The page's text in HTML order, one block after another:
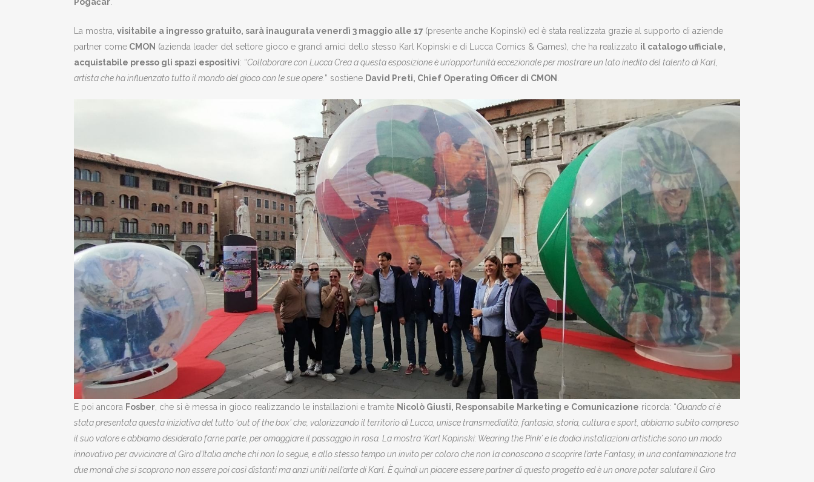
La mostra, visitabile a ingresso gratuito, sarà inaugurata venerdì 3 maggio alle 17 (presente anche Kopinski) ed è stata realizzata grazie al supporto di aziende
partner come CMON (azienda leader del settore gioco e grandi amici dello stesso Karl Kopinski e di Lucca Comics & Games), che ha realizzato il catalogo ufficiale,
acquistabile presso gli spazi espositivi: “Collaborare con Lucca Crea a questa esposizione è un’opportunità eccezionale per mostrare un lato inedito del talento di Karl,
artista che ha influenzato tutto il mondo del gioco con le sue opere. ” sostiene David Preti, Chief Operating Officer di CMON
E poi ancora Fosber , che si è messa in gioco realizzando le installazioni e tramite Nicolò Giusti, Responsabile Marketing e Comunicazione ricorda: “Quando ci è
stata presentata questa iniziativa del tutto ‘out of the box’ che, valorizzando il territorio di Lucca, unisce transmedialità, fantasia, storia, cultura e sport, abbiamo subito compreso
il suo valore e abbiamo desiderato farne parte, per omaggiare il passaggio in rosa. La mostra ‘Karl Kopinski: Wearing the Pink’ e le dodici installazioni artistiche sono un modo
innovativo per avvicinare al Giro d’Italia anche chi non lo segue, e allo stesso tempo un invito per coloro che non la conoscono a scoprire l’arte Fantasy, in una contaminazione tra
due mondi che si scoprono non essere poi così distanti ma anzi uniti nell’arte di Karl. È quindi un piacere essere partner di questo progetto ed è un onore poter salutare il Giro